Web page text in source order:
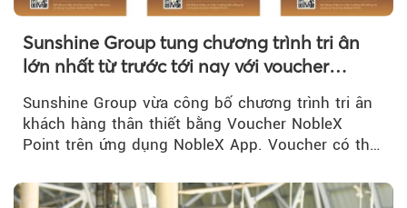
Sunshine Group tung chương trình tri ân
lớn nhất từ trước tới nay với voucher
NobleX Point cho khách hàng thân thiết
Sunshine Group vừa công bố chương trình tri ân
khách hàng thân thiết bằng Voucher NobleX
Point trên ứng dụng NobleX App. Voucher có thể